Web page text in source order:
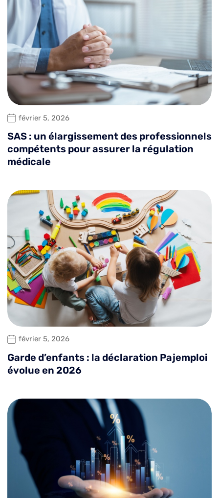
février 5, 2026
SAS : un élargissement des professionnels
compétents pour assurer la régulation
médicale
février 5, 2026
Garde d’enfants : la déclaration Pajemploi
évolue en 2026